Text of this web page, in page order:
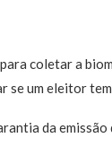
coletar a
se um eleitor
da